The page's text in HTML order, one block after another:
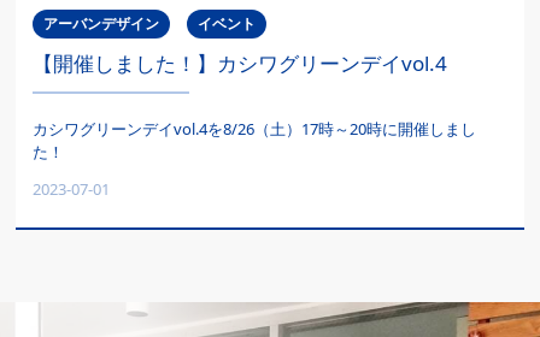
アーバンデザイン イベント
【開催しました！】カシワグリーンデイvol.4
カシワグリーンデイvol.4を8/26（土）17時～20時に開催しまし
た！
2023-07-01